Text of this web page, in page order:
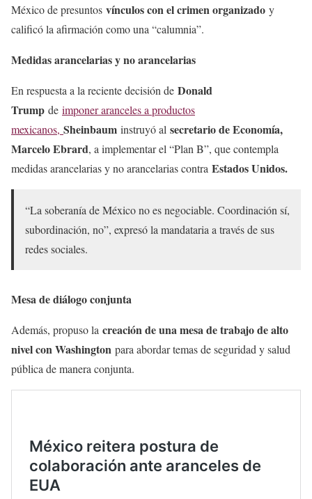
México de presuntos vínculos con el crimen organizado y
calificó la afirmación como una “calumnia”.
Medidas arancelarias y no arancelarias
En respuesta a la reciente decisión de Donald
Trump de imponer aranceles a productos
mexicanos, Sheinbaum instruyó al secretario de Economía,
Marcelo Ebrard, a implementar el “Plan B”, que contempla
medidas arancelarias y no arancelarias contra Estados Unidos.
“La soberanía de México no es negociable. Coordinación sí,
subordinación, no”, expresó la mandataria a través de sus
redes sociales.
Mesa de diálogo conjunta
Además, propuso la creación de una mesa de trabajo de alto
nivel con Washington para abordar temas de seguridad y salud
pública de manera conjunta.